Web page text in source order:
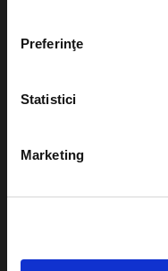
Preferinţe
Statistici
Marketing
Concerte si
Sport
Cultura
Calendar